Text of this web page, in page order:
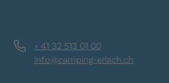
+ 41 32 513 01 00
info@camping-erlach.ch